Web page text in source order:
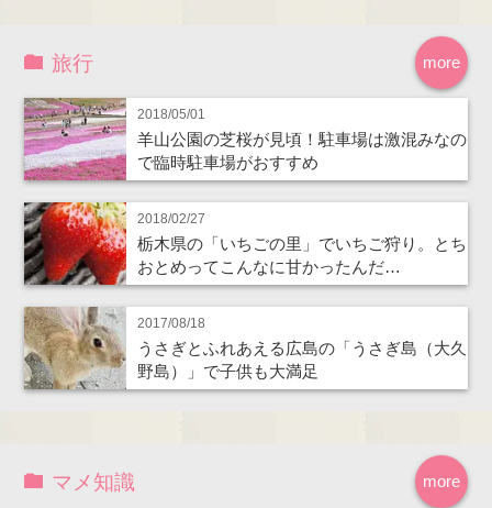
more
旅行
2018/05/01
羊山公園の芝桜が見頃！駐車場は激混みなの
で臨時駐車場がおすすめ
2018/02/27
栃木県の「いちごの里」でいちご狩り。とち
おとめってこんなに甘かったんだ…
2017/08/18
うさぎとふれあえる広島の「うさぎ島（大久
野島）」で子供も大満足
more
マメ知識